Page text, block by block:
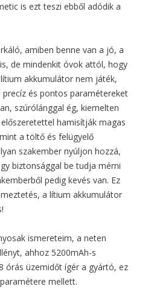
is ezt teszi ebből adódik a
amiben benne van a jó, a
de mindenkit óvok attól, hogy
akkumulátor nem játék,
és pontos paramétereket
szúrólánggal ég, kiemelten
hamisítják magas
a töltő és felügyelő
szakember nyúljon hozzá,
biztonsággal be tudja mérni
pedig kevés van. Ez
a lítium akkumulátor
ismereteim, a neten
ahhoz 5200mAh-s
órás üzemidőt ígér a gyártó, ez
mellett.